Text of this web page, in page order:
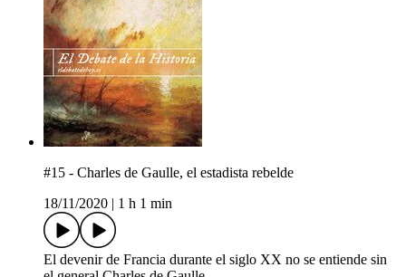
#15 - Charles de Gaulle, el estadista rebelde
18/11/2020
1 h 1 min
El devenir de Francia durante el siglo XX no se entiende sin